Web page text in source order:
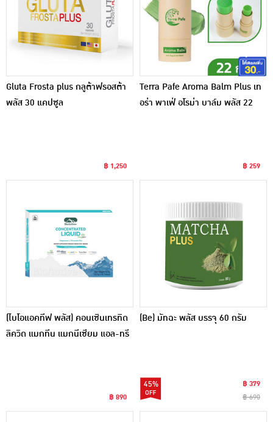
Gluta Frosta plus กลูต้าฟรอสต้า
พลัส 30 แคปซูล
฿ 1,250
Terra Pafe Aroma Balm Plus เท
อร่า พาเฟ่ อโรม่า บาล์ม พลัส 22
฿ 259
(ไบโอแอคทีฟ พลัส) คอนเซินเทรทิด
ลิควิด แมกทีน แมกนีเซียม แอล-ทรี
฿ 890
(Be) มัทฉะ พลัส บรรจุ 60 กรัม
45%
฿ 379
฿ 690